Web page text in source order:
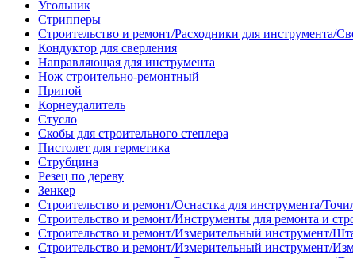
Угольник
Стрипперы
Строительство и ремонт/Расходники для инструмента/
Кондуктор для сверления
Направляющая для инструмента
Нож строительно-ремонтный
Припой
Корнеудалитель
Стусло
Скобы для строительного степлера
Пистолет для герметика
Струбцина
Резец по дереву
Зенкер
Строительство и ремонт/Оснастка для инструмента/
Строительство и ремонт/Инструменты для ремонта и
Строительство и ремонт/Измерительный инструмент/
Строительство и ремонт/Измерительный инструмент/